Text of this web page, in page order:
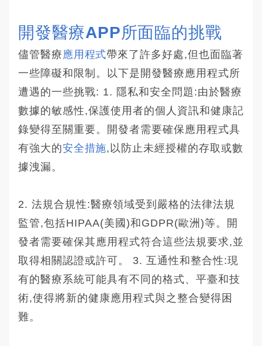
開發醫療APP所面臨的挑戰
儘管醫療 應用程式帶來了許多好處,但也面臨著
一些障礙和限制。以下是開發醫療應用程式所
遭遇的一些挑戰: 1. 隱私和安全問題:由於醫療
數據的敏感性,保護使用者的個人資訊和健康記
錄變得至關重要。開發者需要確保應用程式具
有強大的安全措施,以防止未經授權的存取或數
據洩漏。
2. 法規合規性:醫療領域受到嚴格的法律法規
監管,包括HIPAA(美國)和GDPR(歐洲)等。開
發者需要確保其應用程式符合這些法規要求,並
取得相關認證或許可。 3. 互通性和整合性:現
有的醫療系統可能具有不同的格式、平臺和技
術,使得將新的健康應用程式與之整合變得困
難。